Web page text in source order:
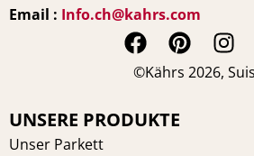
Email : Info.ch@kahrs.com
F
a
e
P
i
t
I
n
©Kährs 2026,
UNSERE PRODUKTE
Unser Parkett